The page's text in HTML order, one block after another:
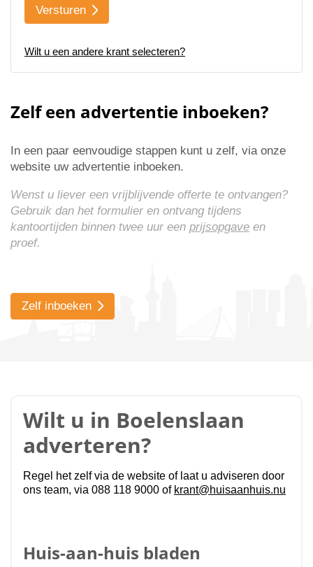
Versturen
Wilt u een andere krant selecteren?
Zelf een advertentie inboeken?
In een paar eenvoudige stappen kunt u zelf, via onze
website uw advertentie inboeken.
Wenst u liever een vrijblijvende offerte te ontvangen?
Gebruik dan het formulier en ontvang tijdens
kantoortijden binnen twee uur een prijsopgave en
proef.
Zelf inboeken
Wilt u in Boelenslaan
adverteren?
Regel het zelf via de website of laat u adviseren door
ons team, via 088 118 9000 of krant@huisaanhuis.nu
Huis-aan-huis bladen